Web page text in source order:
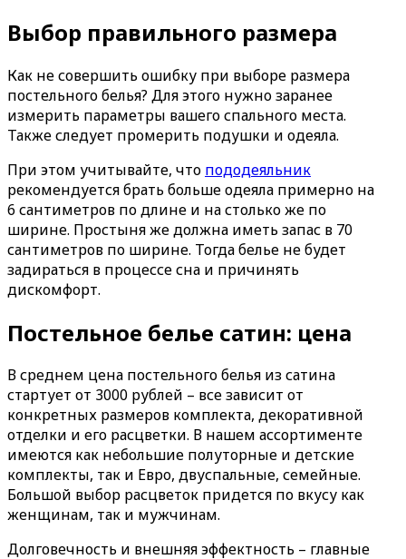
Выбор правильного размера
Как не совершить ошибку при выборе размера
постельного белья? Для этого нужно заранее
измерить параметры вашего спального места.
Также следует промерить подушки и одеяла.
При этом учитывайте, что пододеяльник
рекомендуется брать больше одеяла примерно на
6 сантиметров по длине и на столько же по
ширине. Простыня же должна иметь запас в 70
сантиметров по ширине. Тогда белье не будет
задираться в процессе сна и причинять
дискомфорт.
Постельное белье сатин: цена
В среднем цена постельного белья из сатина
стартует от 3000 рублей – все зависит от
конкретных размеров комплекта, декоративной
отделки и его расцветки. В нашем ассортименте
имеются как небольшие полуторные и детские
комплекты, так и Евро, двуспальные, семейные.
Большой выбор расцветок придется по вкусу как
женщинам, так и мужчинам.
Долговечность и внешняя эффектность – главные